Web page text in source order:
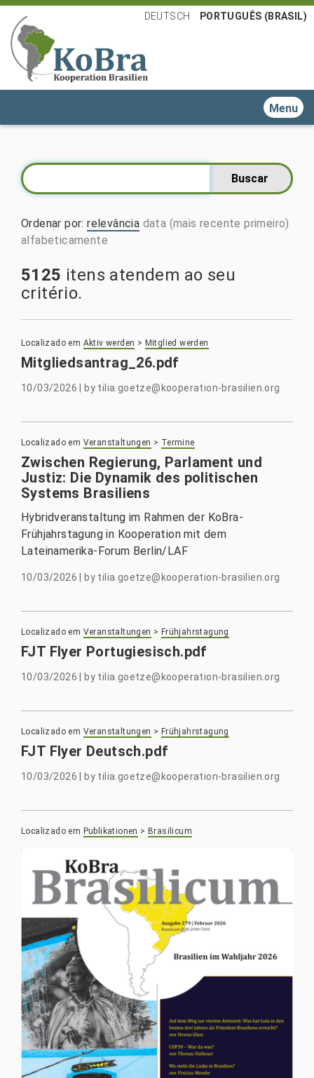
DEUTSCH PORTUGUÊS (BRASIL)
Toggle
Ordenar por:relevância data (mais recente primeiro)
alfabeticamente
5125 itens atendem ao seu
critério.
Localizado em Aktiv werden > Mitglied werden
Mitgliedsantrag_26.pdf
10/03/2026 by tilia.goetze@kooperation-brasilien.org
Localizado em Veranstaltungen > Termine
Zwischen Regierung, Parlament und
Justiz: Die Dynamik des politischen
Systems Brasiliens
Hybridveranstaltung im Rahmen der KoBra-
Frühjahrstagung in Kooperation mit dem
Lateinamerika-Forum Berlin/LAF
10/03/2026 by tilia.goetze@kooperation-brasilien.org
Localizado em Veranstaltungen > Frühjahrstagung
FJT Flyer Portugiesisch.pdf
10/03/2026 by tilia.goetze@kooperation-brasilien.org
Localizado em Veranstaltungen > Frühjahrstagung
FJT Flyer Deutsch.pdf
10/03/2026 by tilia.goetze@kooperation-brasilien.org
Localizado em Publikationen > Brasilicum